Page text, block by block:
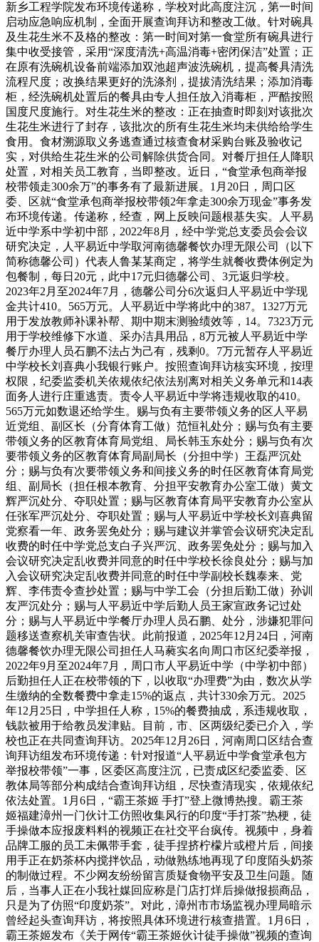
新乡工程学院发布环境传递称，学校对此高度注沉，第一时间
启动应急响应机制，全面开展查询拜访和整改工做。针对碗具
及生花生米不及格的整改：第一时间对第一食堂所有碗具进行
集中收受接管，采用“深度清洗+高温消毒+密闭保洁”处置；正
在原有洗碗机设备前端添加双池超声波洗碗机，提高餐具清洗
流程尺度；改换结果更好的洗涤剂，提拔清洗结果；添加消毒
柜，经洗碗机处置后的餐具由专人担任放入消毒柜，严酷按照
国度尺度施行。对生花生米的整改：正在抽查时即刻对该批次
生花生米进行了封存，该批次的所有生花生米均未供给给学生
食用。食材溯源取义务逃查通过核查食材采购台账及验收记
实，对供给生花生米的公司解除供货合同。对餐厅担任人降职
处置，对相关员工教育，当即整改。近日，“食堂承包商举报
校带领走300余万”的事务有了最新进展。1月20日，周口区
委、区就“食堂承包商举报校带领2年拿走300余万现金”事务发
布环境传递。传递称，经查，网上反映问题根基失实。人平易
近中学系中学初中部，2022年8月，经中学党总支委员会会议
研究决定，人平易近中学取河南德馨餐饮办理无限公司（以下
简称德馨公司）代表人鲁某某商定，将学生就餐收费体例定为
包餐制，每日20元，此中17元归德馨公司、3元返归学校。
2023年2月至2024年7月，德馨公司分6次返归人平易近中学现
金共计410。565万元。人平易近中学将此中的387。1327万元
用于发放教师补课补帮、期中期末测验绩效等，14。7323万元
用于学校维修下水道、采办洁具用品，8万元被人平易近中学
餐厅办理人员石鹏不法占为己有，残剩0。7万元暂存人平易近
中学校长刘喜典小我银行账户。按照查询拜访核实环境，按理
权限，纪委监委机关依规依纪依法别离对相关义务单元和14表
面务人进行庄重逃责。责令人平易近中学将违规收取的410。
565万元如数退还给学生。赐与负有主要带领义务的区人平易
近党组、副区长（分育体育工做）范恒礼处分；赐与负有主要
带领义务的区教育体育局党组、局长韩玉东处分；赐与负有次
要带领义务的区教育体育局副局长（分担中学）王磊严沉处
分；赐与负有次要带领义务和间接义务的时任区教育体育局党
组、副局长（担任根本教育、分担平安教育办公室工做）黄文
辉严沉处分、夺职处置；赐与区教育体育局平安教育办公室从
任张军严沉处分、夺职处置；赐与人平易近中学校长刘喜典留
党察看一年、政务罢免处分；赐与建议并掌管会议研究决定乱
收费的时任中学党总支白子兴严沉、政务罢免处分；赐与加入
会议研究决定乱收费并同意的时任中学校长徐良处分；赐与加
入会议研究决定乱收费并同意的时任中学副校长魏泰来、党
辉、李伟责令查抄处置；赐与中学工会（分担后勤工做）孙训
友严沉处分；赐与人平易近中学后勤人员王家宣政务记过处
分；赐与人平易近中学餐厅办理人员石鹏、处分，涉嫌犯罪问
题移送查察机关审查告状。此前报道，2025年12月24日，河南
德馨餐饮办理无限公司担任人马蕤实名向周口市区纪委举报，
2022年9月至2024年7月，周口市人平易近中学（中学初中部）
后勤担任人正在校带领的下，以收取“办理费”为由，数次从学
生缴纳的全数餐费中拿走15%的返点，共计330余万元。2025
年12月25日，中学担任人称，15%的餐费抽成，系违规收取，
钱款被用于给教员发津贴。目前，市、区两级纪委已介入，学
校也正在共同查询拜访。2025年12月26日，河南周口区结合查
询拜访组发布环境传递：针对报道“人平易近中学食堂承包方
举报校带领”一事，区委区高度注沉，已责成区纪委监委、区
教体局等部分构成结合查询拜访组，尽快查清现实，依规依纪
依法处置。1月6日，“霸王茶姬 手打”登上微博热搜。霸王茶
姬福建漳州一门伙计工仿照收集风行的印度“手打茶”热梗，徒
手操做本应报废料料的视频正在社交平台疯传。视频中，身着
品牌工服的员工未佩带手套，徒手捏挤柠檬片或橙片后，间接
用手正在奶茶杯内搅拌饮品，动做熟练地再现了印度陌头奶茶
的制做过程。不少网友纷纷留言质疑食物平安及卫生问题。随
后，当事人正在小我社媒回应称是门店打烊后操做报损商品，
只是为了仿照“印度奶茶”。对此，漳州市市场监视办理局暗示
曾经起头查询拜访，将按照具体环境进行核查措置。1月6日，
霸王茶姬发布《关于网传“霸王茶姬伙计徒手操做”视频的查询